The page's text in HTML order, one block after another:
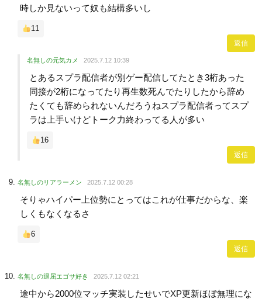
時しか見ないって奴も結構多いし
11
返信
名無しの元気カメ 2025.7.12 10:39
とあるスプラ配信者が別ゲー配信してたとき3桁あった
同接が2桁になってたり再生数死んでたりしたから辞め
たくても辞められないんだろうねスプラ配信者ってスプ
ラは上手いけどトーク力終わってる人が多い
16
返信
名無しのリアラーメン 2025.7.12 00:28
そりゃハイパー上位勢にとってはこれが仕事だからな、楽
しくもなくなるさ
6
返信
名無しの退屈エゴサ好き 2025.7.12 02:21
途中から2000位マッチ実装したせいでXP更新ほぼ無理にな